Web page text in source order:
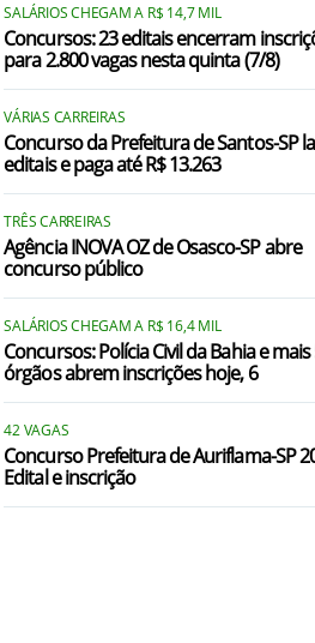
Iacanga/SP
Ibitinga/SP
Itajobi/SP
Itaju/SP
Itápolis/SP
Marapoama/SP
Nova Europa/SP
Novo Horizonte/SP
Paulo de Faria/SP
Pindorama/SP
Pirajuí/SP
SALÁRIOS CHEGAM A R$ 14,7 MIL
Concursos: 23 editais encerram
para 2.800 vagas nesta quinta (7/8)
VÁRIAS CARREIRAS
Concurso da Prefeitura de Santos-SP
editais e paga até R$ 13.263
TRÊS CARREIRAS
Agência INOVA OZ de Osasco-SP abre
concurso público
SALÁRIOS CHEGAM A R$ 16,4 MIL
Concursos: Polícia Civil da Bahia e mais
órgãos abrem inscrições hoje, 6
42 VAGAS
Concurso Prefeitura de Auriflama-SP
Edital e inscrição